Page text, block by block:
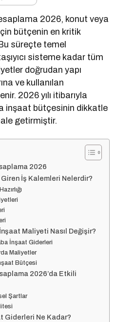
2026, konut veya
bütçenin en kritik
süreçte temel
sisteme kadar tüm
doğrudan yapı
ve kullanılan
2026 yılı itibarıyla
inşaat bütçesinin dikkatle
getirmiştir.
2026
İş Kalemleri Nelerdir?
Maliyeti Nasıl Değişir?
İnşaat Giderleri
Maliyetler
Bütçesi
2026’da Etkili
Şartlar
Giderleri Ne Kadar?